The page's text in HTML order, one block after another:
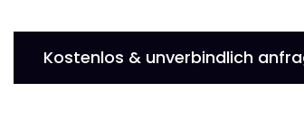
Kostenlos & unverbindlich